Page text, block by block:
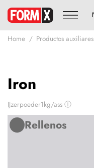
Home Productos auxiliares
Iron
IJzerpoeder1kg/ass ⓘ
Rellenos